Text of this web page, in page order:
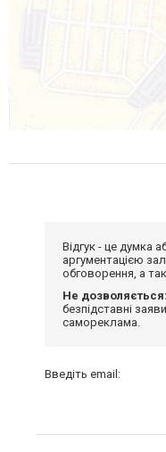
Відгук - це думка
аргументацією
обговорення, а
Не дозволяється:
безпідставні
самореклама.
Введіть email: